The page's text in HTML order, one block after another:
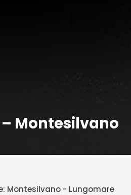
Montesilvano
Montesilvano - Lungomare